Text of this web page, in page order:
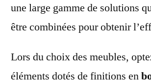
une large gamme de solutions
être combinées pour obtenir
Lors du choix des meubles,
éléments dotés de finitions en